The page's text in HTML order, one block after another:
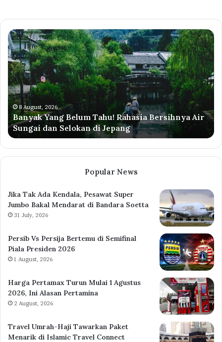
Banyak
Yang
Belum
Tahu!
Rahasia
Bersihnya
Air
Sungai
dan
Selokan
di
Jepang
8 August, 2026
Banyak Yang Belum Tahu! Rahasia Bersihnya Air
Sungai dan Selokan di Jepang
50
Popular News
Jika Tak Ada Kendala, Pesawat Super
Jumbo Bakal Mendarat di Bandara Soetta
31 July, 2026
Persib Vs Persija Bertemu di Semifinal
Piala Presiden 2026
1 August, 2026
Harga Pertamax Turun Mulai 1 Agustus
2026, Ini Alasan Pertamina
2 August, 2026
Travel Umrah-Haji Tawarkan Paket
Menarik di Islamic Travel Connect